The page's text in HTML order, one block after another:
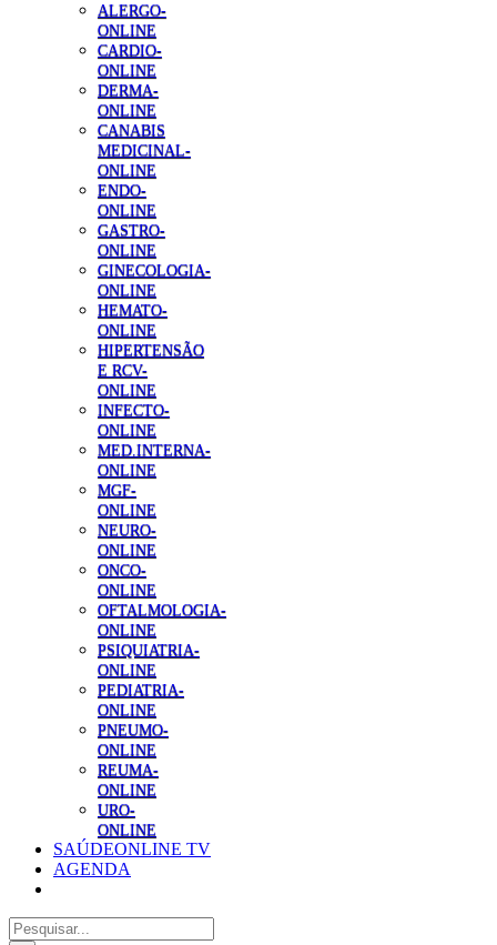
ALERGO-
ONLINE
CARDIO-
ONLINE
DERMA-
ONLINE
CANABIS
MEDICINAL-
ONLINE
ENDO-
ONLINE
GASTRO-
ONLINE
GINECOLOGIA-
ONLINE
HEMATO-
ONLINE
HIPERTENSÃO
E RCV-
ONLINE
INFECTO-
ONLINE
MED.INTERNA-
ONLINE
MGF-
ONLINE
NEURO-
ONLINE
ONCO-
ONLINE
OFTALMOLOGIA-
ONLINE
PSIQUIATRIA-
ONLINE
PEDIATRIA-
ONLINE
PNEUMO-
ONLINE
REUMA-
ONLINE
URO-
ONLINE
SAÚDEONLINE TV
AGENDA
Pesquisar